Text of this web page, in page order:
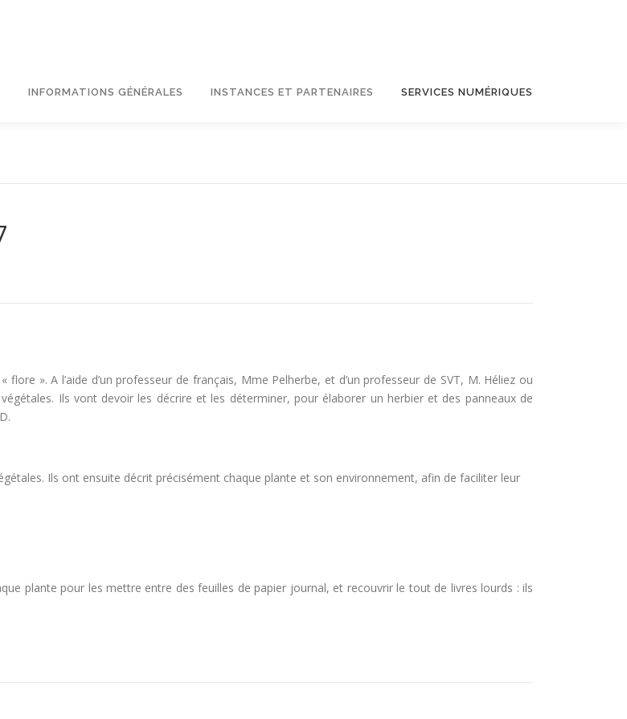
INFORMATIONS GÉNÉRALES INSTANCES ET PARTENAIRES SERVICES NUMÉRIQUES
». A l’aide d’un professeur de français, Mme Pelherbe, et d’un professeur de SVT, M. Héliez ou
Ils vont devoir les décrire et les déterminer, pour élaborer un herbier et des panneaux de
Ils ont ensuite décrit précisément chaque plante et son environnement, afin de faciliter leur
plante pour les mettre entre des feuilles de papier journal, et recouvrir le tout de livres lourds : ils